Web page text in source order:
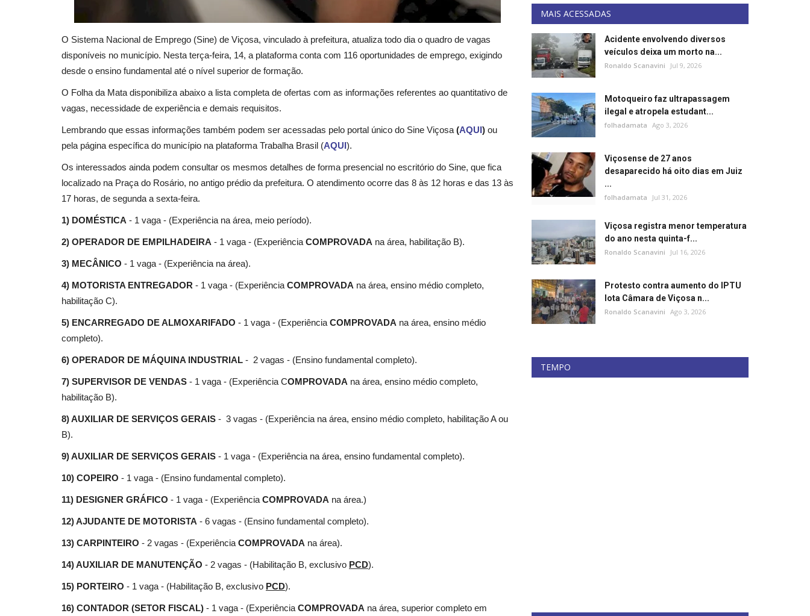
O Sistema Nacional de Emprego (Sine) de Viçosa, vinculado à prefeitura, atualiza todo dia o quadro de vagas
disponíveis no município. Nesta terça-feira, 14, a plataforma conta com 116 oportunidades de emprego, exigindo
desde o ensino fundamental até o nível superior de formação.
O Folha da Mata disponibiliza abaixo a lista completa de ofertas com as informações referentes ao quantitativo de
vagas, necessidade de experiência e demais requisitos.
Lembrando que essas informações também podem ser acessadas pelo portal único do Sine Viçosa (AQUI) ou
pela página específica do município na plataforma Trabalha Brasil (AQUI).
Os interessados ainda podem consultar os mesmos detalhes de forma presencial no escritório do Sine, que fica
localizado na Praça do Rosário, no antigo prédio da prefeitura. O atendimento ocorre das 8 às 12 horas e das 13 às
17 horas, de segunda a sexta-feira.
1) DOMÉSTICA - 1 vaga - (Experiência na área, meio período).
2) OPERADOR DE EMPILHADEIRA - 1 vaga - (Experiência COMPROVADA na área, habilitação B).
3) MECÂNICO - 1 vaga - (Experiência na área).
4) MOTORISTA ENTREGADOR - 1 vaga - (Experiência COMPROVADA na área, ensino médio completo,
habilitação C).
5) ENCARREGADO DE ALMOXARIFADO - 1 vaga - (Experiência COMPROVADA na área, ensino médio
completo).
6) OPERADOR DE MÁQUINA INDUSTRIAL - 2 vagas - (Ensino fundamental completo).
7) SUPERVISOR DE VENDAS - 1 vaga - (Experiência COMPROVADA na área, ensino médio completo,
habilitação B).
8) AUXILIAR DE SERVIÇOS GERAIS - 3 vagas - (Experiência na área, ensino médio completo, habilitação A ou
B).
9) AUXILIAR DE SERVIÇOS GERAIS - 1 vaga - (Experiência na área, ensino fundamental completo).
10) COPEIRO - 1 vaga - (Ensino fundamental completo).
11) DESIGNER GRÁFICO - 1 vaga - (Experiência COMPROVADA na área.)
12) AJUDANTE DE MOTORISTA - 6 vagas - (Ensino fundamental completo).
13) CARPINTEIRO - 2 vagas - (Experiência COMPROVADA na área).
14) AUXILIAR DE MANUTENÇÃO - 2 vagas - (Habilitação B, exclusivo PCD).
15) PORTEIRO - 1 vaga - (Habilitação B, exclusivo PCD).
16) CONTADOR (SETOR FISCAL) - 1 vaga - (Experiência COMPROVADA na área, superior completo em
MAIS ACESSADAS
Acidente envolvendo diversos
veículos deixa um morto na...
Ronaldo Scanavini Jul 9, 2026
Motoqueiro faz ultrapassagem
ilegal e atropela estudant...
folhadamata Ago 3, 2026
Viçosense de 27 anos
desaparecido há oito dias em Juiz
...
folhadamata Jul 31, 2026
Viçosa registra menor temperatura
do ano nesta quinta-f...
Ronaldo Scanavini Jul 16, 2026
Protesto contra aumento do IPTU
lota Câmara de Viçosa n...
Ronaldo Scanavini Ago 3, 2026
TEMPO